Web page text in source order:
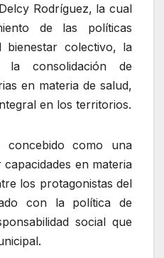
Rodríguez, la cual
de las políticas
bienestar colectivo, la
consolidación de
en materia de salud,
en los territorios.
como una
en materia
los protagonistas del
con la política de
social que